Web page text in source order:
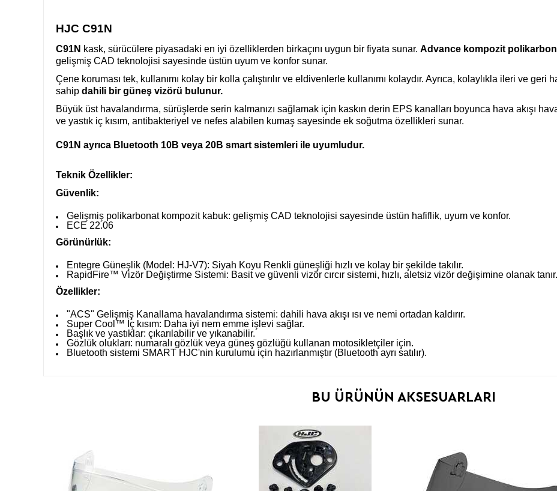
HJC C91N
C91N kask, sürücülere piyasadaki en iyi özelliklerden birkaçını uygun bir fiyata sunar. Advance kompozit
gelişmiş CAD teknolojisi sayesinde üstün uyum ve konfor sunar.
Çene koruması tek, kullanımı kolay bir kolla çalıştırılır ve eldivenlerle kullanımı kolaydır. Ayrıca, kolaylıkla ileri ve
sahip dahili bir güneş vizörü bulunur.
Büyük üst havalandırma, sürüşlerde serin kalmanızı sağlamak için kaskın derin EPS kanalları boyunca hava akışı
ve yastık iç kısım, antibakteriyel ve nefes alabilen kumaş sayesinde ek soğutma özellikleri sunar.
C91N ayrıca Bluetooth 10B veya 20B smart sistemleri ile uyumludur.
Teknik Özellikler:
Güvenlik:
Gelişmiş polikarbonat kompozit kabuk: gelişmiş CAD teknolojisi sayesinde üstün hafiflik, uyum ve konfor.
ECE 22.06
Görünürlük:
Entegre Güneşlik (Model: HJ-V7): Siyah Koyu Renkli güneşliği hızlı ve kolay bir şekilde takılır.
RapidFire™ Vizör Değiştirme Sistemi: Basit ve güvenli vizör cırcır sistemi, hızlı, aletsiz vizör değişimine olanak tanır.
Özellikler:
"ACS" Gelişmiş Kanallama havalandırma sistemi: dahili hava akışı ısı ve nemi ortadan kaldırır.
Super Cool™ İç kısım: Daha iyi nem emme işlevi sağlar.
Başlık ve yastıklar: çıkarılabilir ve yıkanabilir.
Gözlük olukları: numaralı gözlük veya güneş gözlüğü kullanan motosikletçiler için.
Bluetooth sistemi SMART HJC'nin kurulumu için hazırlanmıştır (Bluetooth ayrı satılır).
BU ÜRÜNÜN AKSESUARLARI